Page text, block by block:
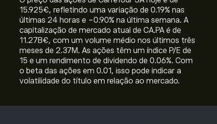
15.925‎€‎, refletindo uma variação de ‎0.19‎% nas
últimas 24 horas e ‎-0.90‎% na última semana. A
capitalização de mercado atual de CA.PA é de
11.27B‎€‎, com um volume médio nos últimos três
meses de 2.37M. As ações têm um índice P/E de
15 e um rendimento de dividendo de 0.06%. Com
o beta das ações em 0.01, isso pode indicar a
volatilidade do título em relação ao mercado.